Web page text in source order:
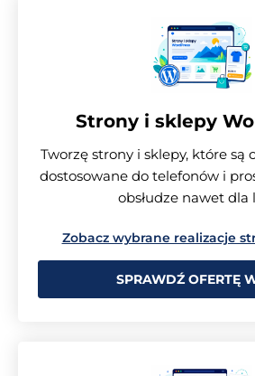
Strony i sklepy
Tworzę strony i sklepy, które są
dostosowane do telefonów i
obsłudze nawet dla
Zobacz wybrane realizacje
SPRAWDŹ OFERTĘ